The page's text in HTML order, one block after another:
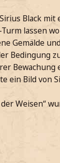
Black
lassen
Gemälde
Bedingung
Bild von
Weisen“